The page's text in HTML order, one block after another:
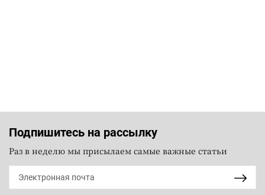
Подпишитесь на рассылку
Раз в неделю мы присылаем самые важные статьи